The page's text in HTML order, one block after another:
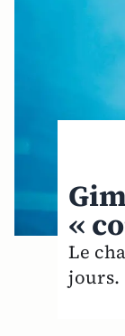
«
Le
jours.